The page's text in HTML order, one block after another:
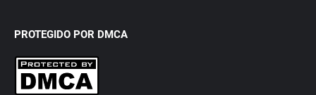
PROTEGIDO POR DMCA